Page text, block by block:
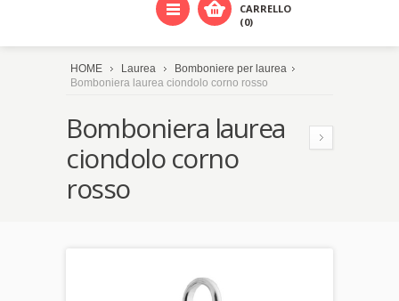
CARRELLO
(0)
HOME Laurea
Bomboniere per laurea
Bomboniera laurea ciondolo corno rosso
Bomboniera laurea
ciondolo corno
rosso